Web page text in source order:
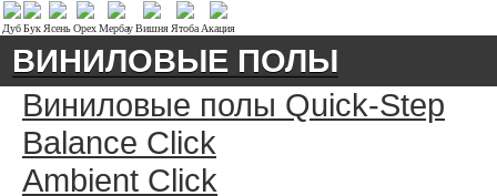
ДубБук ЯсеньОрехМербауВишня Ятоба Акация
ВИНИЛОВЫЕ ПОЛЫ
Виниловые полы Quick-Step
Balance Click
Ambient Click